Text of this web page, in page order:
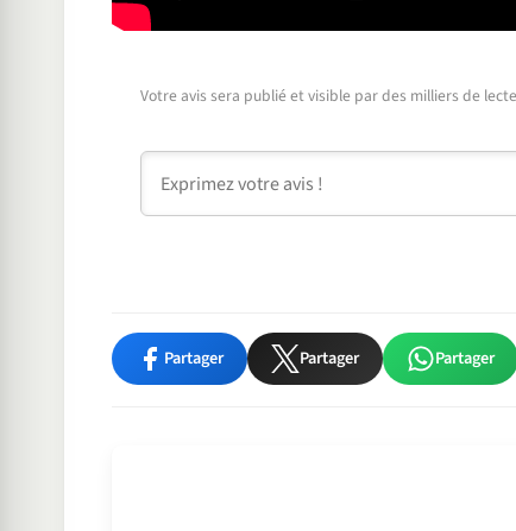
Votre avis sera publié et visible par des milliers de
Commentaire
Partager Partager Partager